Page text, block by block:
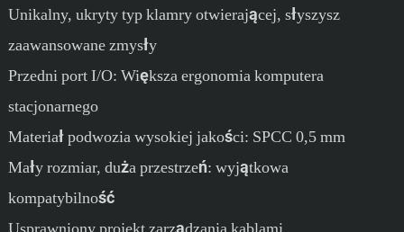
Unikalny, ukryty typ klamry otwierającej, słyszysz
zaawansowane zmysły
Przedni port I/O: Większa ergonomia komputera
stacjonarnego
Materiał podwozia wysokiej jakości: SPCC 0,5 mm
Mały rozmiar, duża przestrzeń: wyjątkowa
kompatybilność
Usprawniony projekt zarządzania kablami